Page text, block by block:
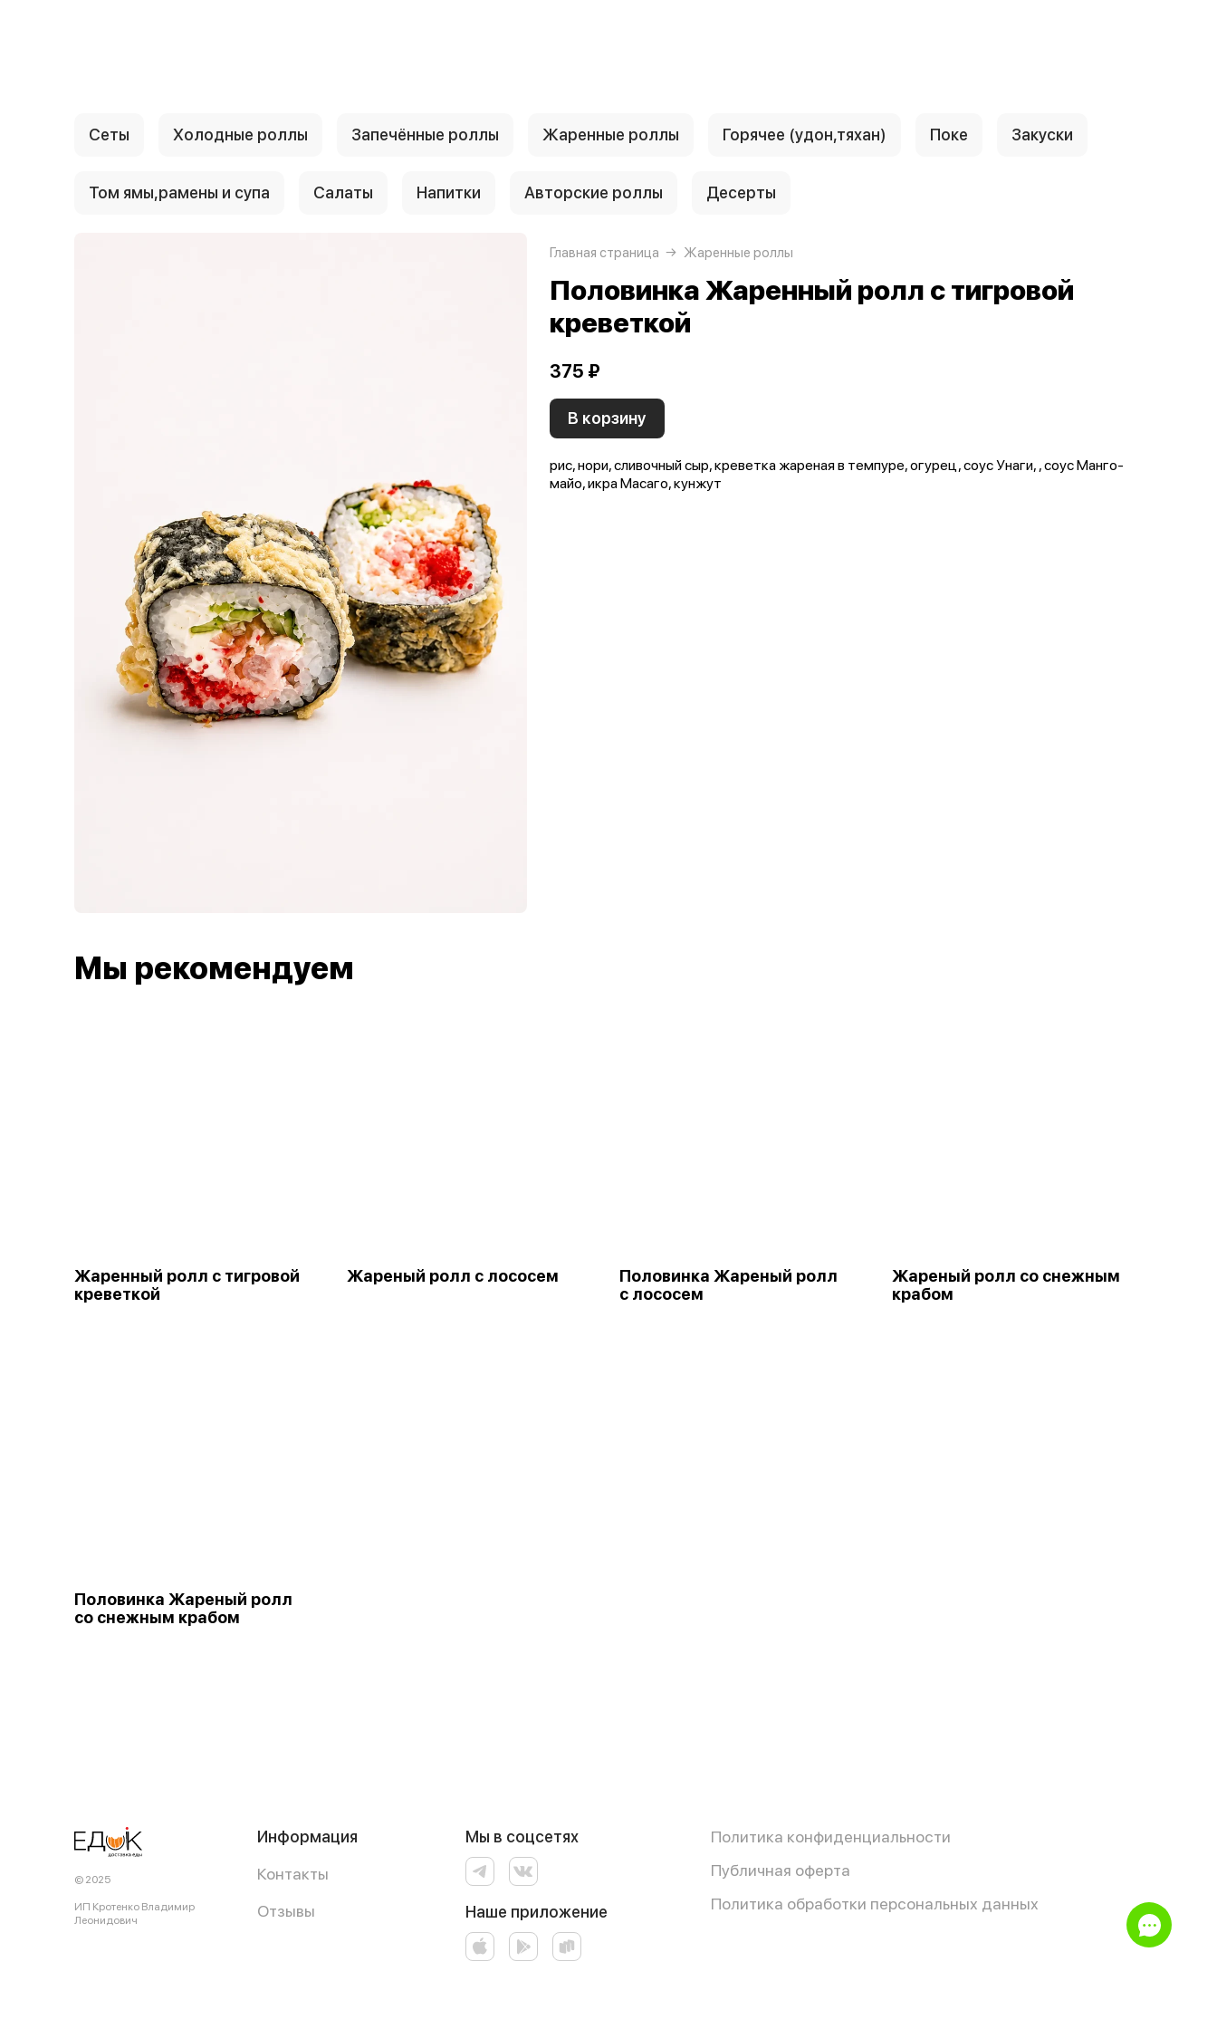
Сеты Холодные роллы Запечённые роллы Жаренные роллы Горячее (удон,тяхан) Поке Закуски
Том ямы,рамены и супа Салаты Напитки Авторские роллы Десерты
Главная страница Жаренные роллы
Половинка Жаренный ролл с тигровой
креветкой
375 ₽
В корзину
рис, нори, сливочный сыр, креветка жареная в темпуре, огурец, соус Унаги, , соус Манго-
майо, икра Масаго, кунжут
Мы рекомендуем
Жаренный ролл с тигровой
креветкой
Жареный ролл с лососем
Половинка Жареный ролл
с лососем
Жареный ролл со снежным
крабом
Половинка Жареный ролл
со снежным крабом
© 2025
ИП Кротенко Владимир
Леонидович
Информация
Контакты
Отзывы
Мы в соцсетях
Наше приложение
Политика конфиденциальности
Публичная оферта
Политика обработки персональных данных